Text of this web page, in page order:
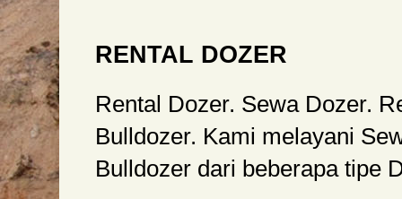
RENTAL DOZER
Rental Dozer. Sewa Dozer.
Bulldozer. Kami melayani
Bulldozer dari beberapa tipe